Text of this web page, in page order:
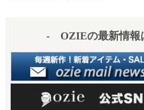
- OZIEの最新情